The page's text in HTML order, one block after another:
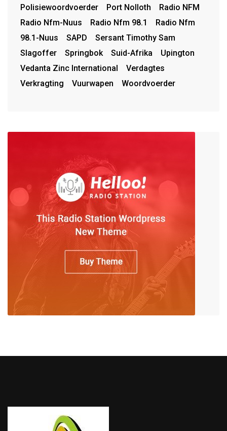
Polisiewoordvoerder
Port Nolloth
Radio NFM
Radio Nfm-Nuus
Radio Nfm 98.1
Radio Nfm
98.1-Nuus
SAPD
Sersant Timothy Sam
Slagoffer
Springbok Suid-Afrika
Upington
Vedanta Zinc International
Verdagtes
Verkragting
Vuurwapen Woordvoerder